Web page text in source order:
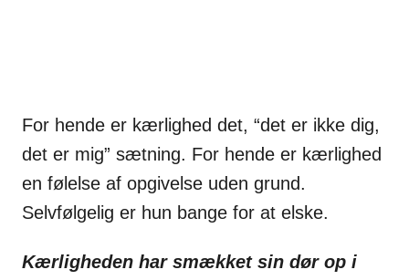
For hende er kærlighed det, “det er ikke dig,
det er mig” sætning. For hende er kærlighed
en følelse af opgivelse uden grund.
Selvfølgelig er hun bange for at elske.
Kærligheden har smækket sin dør op i